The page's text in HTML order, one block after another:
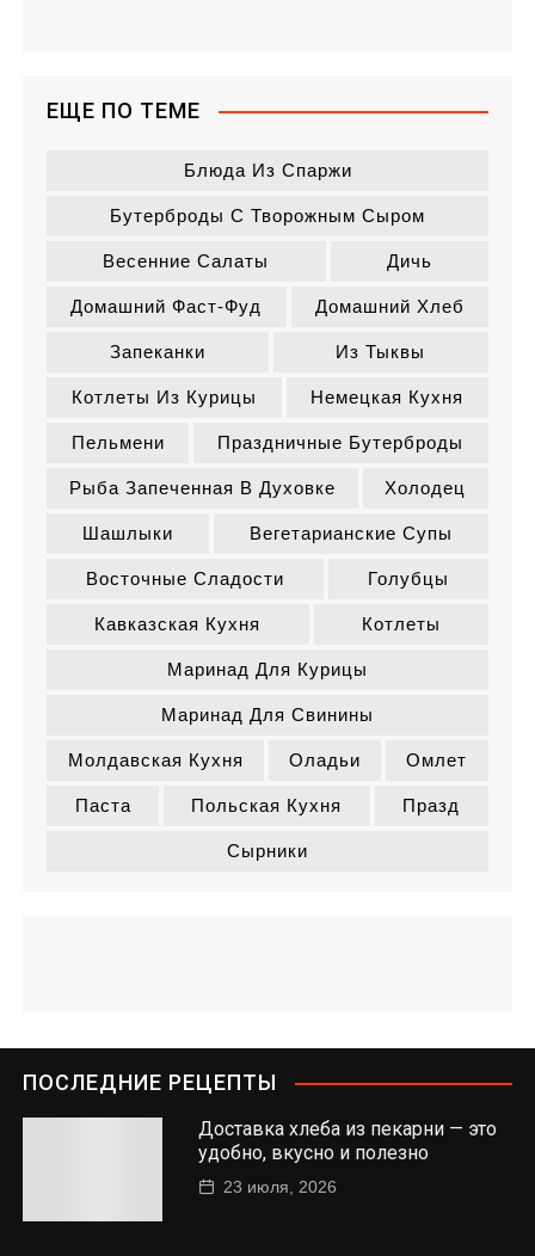
ЕЩЕ ПО ТЕМЕ
Блюда Из Спаржи
Бутерброды С Творожным Сыром
Весенние Салаты Дичь
Домашний Фаст-Фуд Домашний Хлеб
Запеканки Из Тыквы
Котлеты Из Курицы Немецкая Кухня
Пельмени Праздничные Бутерброды
Рыба Запеченная В Духовке Холодец
Шашлыки Вегетарианские Супы
Восточные Сладости Голубцы
Кавказская Кухня Котлеты
Маринад Для Курицы
Маринад Для Свинины
Молдавская Кухня Оладьи Омлет
Паста Польская Кухня Празд
Сырники
ПОСЛЕДНИЕ РЕЦЕПТЫ
Доставка хлеба из пекарни — это
удобно, вкусно и полезно
23 июля, 2026